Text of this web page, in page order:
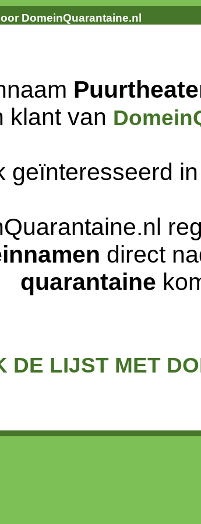
DomeinQuarantaine.nl
klant van
geïnteresseerd
direct
quarantaine
DE LIJST MET